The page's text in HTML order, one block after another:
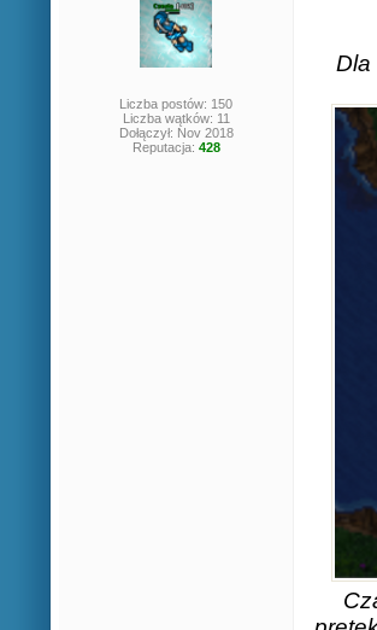
Liczba postów: 150
Liczba wątków: 11
Dołączył: Nov 2018
Reputacja: 428
Dla